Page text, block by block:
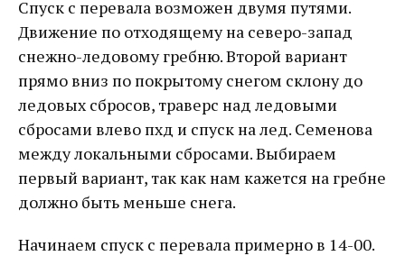
Спуск с перевала возможен двумя путями.
Движение по отходящему на северо-запад
снежно-ледовому гребню. Второй вариант
прямо вниз по покрытому снегом склону до
ледовых сбросов, траверс над ледовыми
сбросами влево пхд и спуск на лед. Семенова
между локальными сбросами. Выбираем
первый вариант, так как нам кажется на гребне
должно быть меньше снега.
Начинаем спуск с перевала примерно в 14-00.